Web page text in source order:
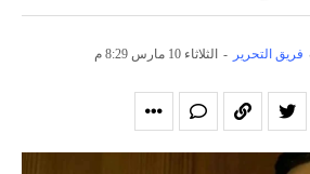
فريق التحرير - الثلاثاء 10 مارس 8:29 م